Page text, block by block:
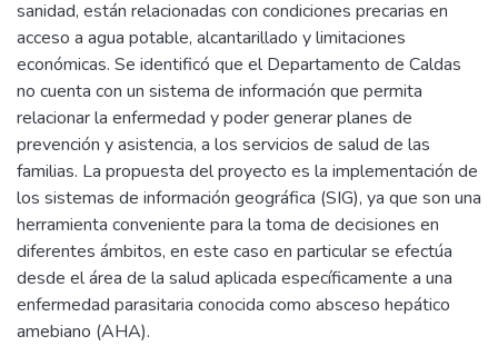
sanidad, están relacionadas con condiciones precarias en
acceso a agua potable, alcantarillado y limitaciones
económicas. Se identificó que el Departamento de Caldas
no cuenta con un sistema de información que permita
relacionar la enfermedad y poder generar planes de
prevención y asistencia, a los servicios de salud de las
familias. La propuesta del proyecto es la implementación de
los sistemas de información geográfica (SIG), ya que son una
herramienta conveniente para la toma de decisiones en
diferentes ámbitos, en este caso en particular se efectúa
desde el área de la salud aplicada específicamente a una
enfermedad parasitaria conocida como absceso hepático
amebiano (AHA).